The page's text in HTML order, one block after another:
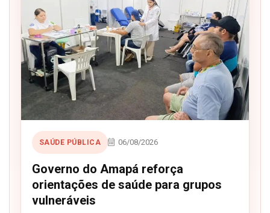
SAÚDE PÚBLICA 06/08/2026
Governo do Amapá reforça
orientações de saúde para grupos
vulneráveis